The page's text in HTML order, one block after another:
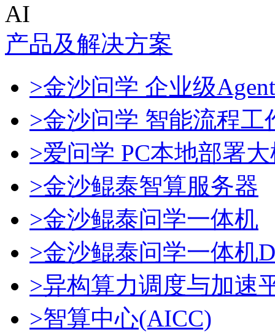
AI
产品及解决方案
>金沙问学 企业级
>金沙问学 智能流程工
>爱问学 PC本地部署
>金沙鲲泰智算服务器
>金沙鲲泰问学一体机
>金沙鲲泰问学一体机
>异构算力调度与加速
>智算中心(AICC)